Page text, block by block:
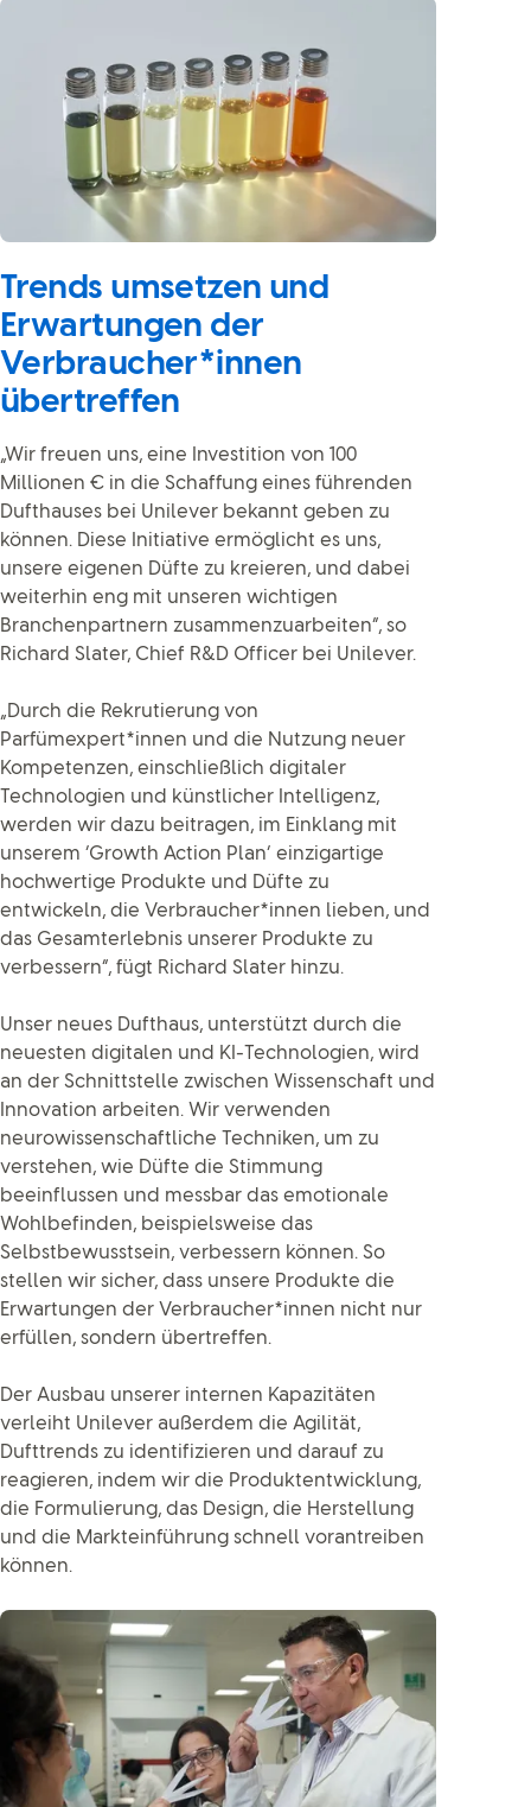
Trends umsetzen und
Erwartungen der
Verbraucher*innen
übertreffen
„Wir freuen uns, eine Investition von 100
Millionen € in die Schaffung eines führenden
Dufthauses bei Unilever bekannt geben zu
können. Diese Initiative ermöglicht es uns,
unsere eigenen Düfte zu kreieren, und dabei
weiterhin eng mit unseren wichtigen
Branchenpartnern zusammenzuarbeiten“, so
Richard Slater, Chief R&D Officer bei Unilever.
„Durch die Rekrutierung von
Parfümexpert*innen und die Nutzung neuer
Kompetenzen, einschließlich digitaler
Technologien und künstlicher Intelligenz,
werden wir dazu beitragen, im Einklang mit
unserem ‘Growth Action Plan‘ einzigartige
hochwertige Produkte und Düfte zu
entwickeln, die Verbraucher*innen lieben, und
das Gesamterlebnis unserer Produkte zu
verbessern“, fügt Richard Slater hinzu.
Unser neues Dufthaus, unterstützt durch die
neuesten digitalen und KI-Technologien, wird
an der Schnittstelle zwischen Wissenschaft und
Innovation arbeiten. Wir verwenden
neurowissenschaftliche Techniken, um zu
verstehen, wie Düfte die Stimmung
beeinflussen und messbar das emotionale
Wohlbefinden, beispielsweise das
Selbstbewusstsein, verbessern können. So
stellen wir sicher, dass unsere Produkte die
Erwartungen der Verbraucher*innen nicht nur
erfüllen, sondern übertreffen.
Der Ausbau unserer internen Kapazitäten
verleiht Unilever außerdem die Agilität,
Dufttrends zu identifizieren und darauf zu
reagieren, indem wir die Produktentwicklung,
die Formulierung, das Design, die Herstellung
und die Markteinführung schnell vorantreiben
können.